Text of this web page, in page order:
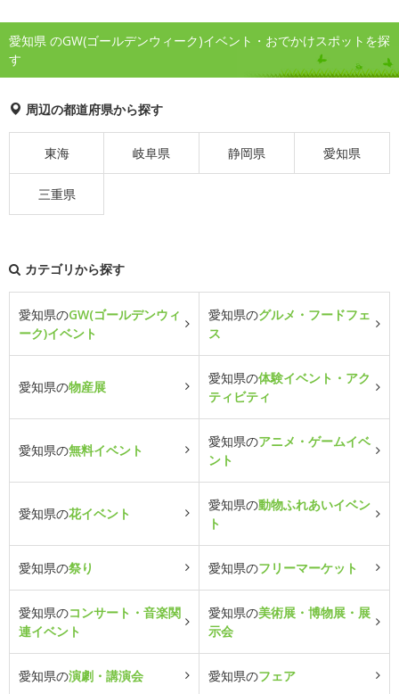
愛知県 のGW(ゴールデンウィーク)イベント・おでかけスポットを探
す
周辺の都道府県から探す
東海 岐阜県 静岡県 愛知県
三重県
カテゴリから探す
愛知県のGW(ゴールデンウィ
ーク)イベント
愛知県のグルメ・フードフェ
ス
愛知県の物産展
愛知県の体験イベント・アク
ティビティ
愛知県の無料イベント
愛知県のアニメ・ゲームイベ
ント
愛知県の花イベント
愛知県の動物ふれあいイベン
ト
愛知県の祭り 愛知県のフリーマーケット
愛知県のコンサート・音楽関
連イベント
愛知県の美術展・博物展・展
示会
愛知県の演劇・講演会 愛知県のフェア